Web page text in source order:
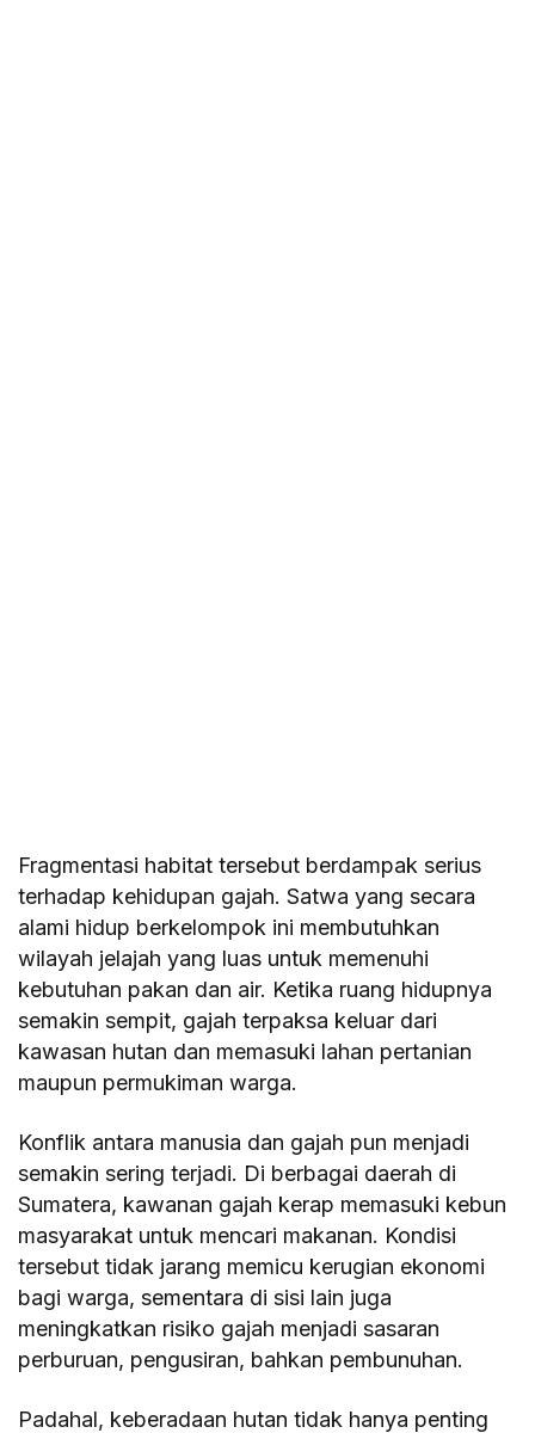
Fragmentasi habitat tersebut berdampak serius
terhadap kehidupan gajah. Satwa yang secara
alami hidup berkelompok ini membutuhkan
wilayah jelajah yang luas untuk memenuhi
kebutuhan pakan dan air. Ketika ruang hidupnya
semakin sempit, gajah terpaksa keluar dari
kawasan hutan dan memasuki lahan pertanian
maupun permukiman warga.
Konflik antara manusia dan gajah pun menjadi
semakin sering terjadi. Di berbagai daerah di
Sumatera, kawanan gajah kerap memasuki kebun
masyarakat untuk mencari makanan. Kondisi
tersebut tidak jarang memicu kerugian ekonomi
bagi warga, sementara di sisi lain juga
meningkatkan risiko gajah menjadi sasaran
perburuan, pengusiran, bahkan pembunuhan.
Padahal, keberadaan hutan tidak hanya penting